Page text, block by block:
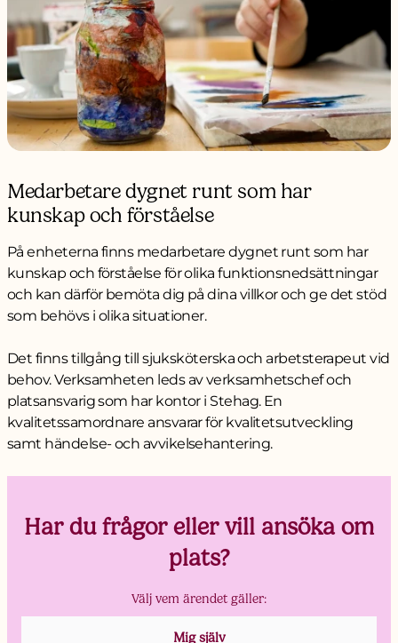
Medarbetare dygnet runt som har
kunskap och förståelse
På enheterna finns medarbetare dygnet runt som har
kunskap och förståelse för olika funktionsnedsättningar
och kan därför bemöta dig på dina villkor och ge det stöd
som behövs i olika situationer.
Det finns tillgång till sjuksköterska och arbetsterapeut vid
behov. Verksamheten leds av verksamhetschef och
platsansvarig som har kontor i Stehag. En
kvalitetssamordnare ansvarar för kvalitetsutveckling
samt händelse- och avvikelsehantering.